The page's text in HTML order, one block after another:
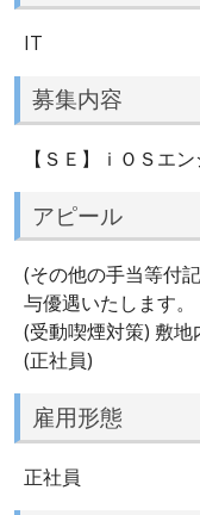
IT
募集内容
【ＳＥ】ｉＯＳエ
アピール
(その他の手当等付
与優遇いたします。
(受動喫煙対策) 敷地
(正社員)
雇用形態
正社員